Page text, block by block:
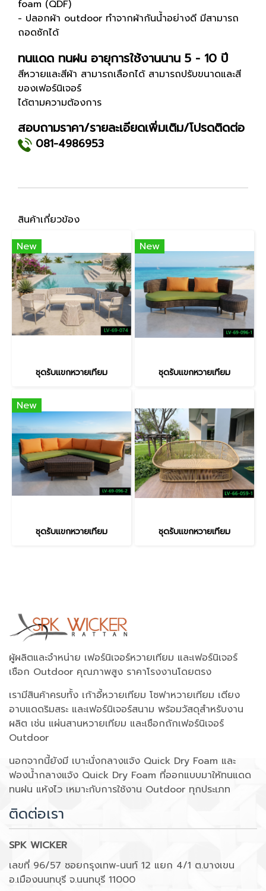
foam (QDF)
- ปลอกผ้า outdoor ทำจากผ้ากันน้ำอย่างดี มีสามารถ
ถอดซักได้
ทนแดด ทนฝน อายุการใช้งานนาน 5 - 10 ปี
สีหวายและสีผ้า สามารถเลือกได้ สามารถปรับขนาดและสี
ของเฟอร์นิเจอร์
ได้ตามความต้องการ
สอบถามราคา/รายละเอียดเพิ่มเติม/โปรดติดต่อ
081-4986953
สินค้าเกี่ยวข้อง
New
ชุดรับแขกหวายเทียม
New
ชุดรับแขกหวายเทียม
New
ชุดรับแขกหวายเทียม ชุดรับแขกหวายเทียม
ผู้ผลิตและจำหน่าย เฟอร์นิเจอร์หวายเทียม และเฟอร์นิเจอร์
เชือก Outdoor คุณภาพสูง ราคาโรงงานโดยตรง
เรามีสินค้าครบทั้ง เก้าอี้หวายเทียม โซฟาหวายเทียม เตียง
อาบแดดริมสระ และเฟอร์นิเจอร์สนาม พร้อมวัสดุสำหรับงาน
ผลิต เช่น แผ่นสานหวายเทียม และเชือกถักเฟอร์นิเจอร์
Outdoor
นอกจากนี้ยังมี เบาะนั่งกลางแจ้ง Quick Dry Foam และ
ฟองน้ำกลางแจ้ง Quick Dry Foam ที่ออกแบบมาให้ทนแดด
ทนฝน แห้งไว เหมาะกับการใช้งาน Outdoor ทุกประเภท
ติดต่อเรา
SPK WICKER
เลขที่ 96/57 ซอยกรุงเทพ-นนท์ 12 แยก 4/1 ต.บางเขน
อ.เมืองนนทบุรี จ.นนทบุรี 11000